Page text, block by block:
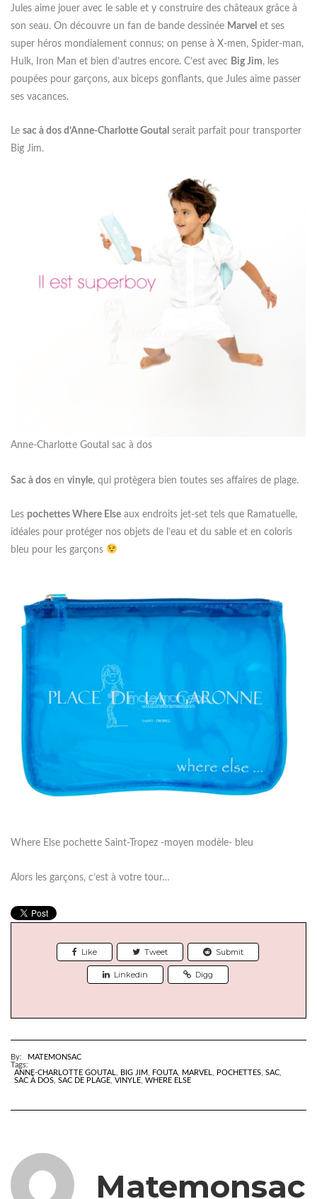
Jules aime jouer avec le sable et y construire des châteaux grâce à
son seau. On découvre un fan de bande dessinée Marvel et ses
super héros mondialement connus; on pense à X-men, Spider-man,
Hulk, Iron Man et bien d’autres encore. C’est avec Big Jim, les
poupées pour garçons, aux biceps gonflants, que Jules aime passer
ses vacances.
Le sac à dos d’Anne-Charlotte Goutal serait parfait pour transporter
Big Jim.
Anne-Charlotte Goutal sac à dos
Sac à dos en vinyle, qui protègera bien toutes ses affaires de plage.
Les pochettes Where Else aux endroits jet-set tels que Ramatuelle,
idéales pour protéger nos objets de l’eau et du sable et en coloris
bleu pour les garçons
Where Else pochette Saint-Tropez -moyen modèle- bleu
Alors les garçons, c’est à votre tour…
Like Tweet Submit
Linkedin Digg
By:
MATEMONSAC
Tags:
ANNE-CHARLOTTE GOUTAL, BIG JIM, FOUTA, MARVEL, POCHETTES, SAC,
SAC À DOS, SAC DE PLAGE, VINYLE, WHERE ELSE
Matemonsac